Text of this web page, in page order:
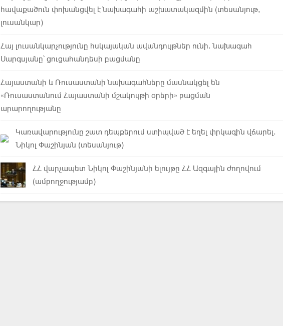
հավաքածուն փոխանցվել է նախագահի աշխատակազմին (տեսանյութ,
լուսանկար)
Հայ լուսանկարչությունը հսկայական ավանդույթներ ունի. նախագահ
Սարգսյանը՝ ցուցահանդեսի բացմանը
Հայաստանի և Ռուսաստանի նախագահները մասնակցել են
«Ռուսաստանում Հայաստանի մշակույթի օրերի» բացման
արարողությանը
Կառավարությունը շատ դեպքերում ստիպված է եղել փրկագին վճարել.
Նիկոլ Փաշինյան (տեսանյութ)
ՀՀ վարչապետ Նիկոլ Փաշինյանի ելույթը ՀՀ Ազգային ժողովում
(ամբողջությամբ)